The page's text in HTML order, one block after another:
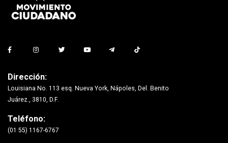
Dirección:
Louisiana No. 113 esq. Nueva York, Nápoles, Del. Benito
Juárez., 3810, D.F.
Teléfono:
(01 55) 1167-6767